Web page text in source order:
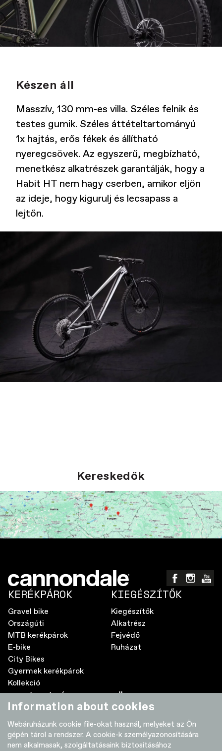
Készen áll
Masszív, 130 mm-es villa. Széles felnik és
testes gumik. Széles áttételtartományú
1x hajtás, erős fékek és állítható
nyeregcsövek. Az egyszerű, megbízható,
menetkész alkatrészek garantálják, hogy a
Habit HT nem hagy cserben, amikor eljön
az ideje, hogy kigurulj és lecsapass a
lejtőn.
Kereskedők
KERÉKPÁROK
Gravel bike
Országúti
MTB kerékpárok
E-bike
City Bikes
Gyermek kerékpárok
Kollekció
KIEGÉSZÍTŐK
Kiegészítők
Alkatrész
Fejvédő
Ruházat
A MÁRKÁRÓL
Élettartam garancia
Használati útmutatók
TÖBB
Adatvédelmi nyilatkozat
Szoftver-frissítések
Information about cookies
Webáruházunk cookie file-okat használ, melyeket az Ön
gépén tárol a rendszer. A cookie-k személyazonosítására
nem alkalmasak, szolgáltatásaink biztosításához